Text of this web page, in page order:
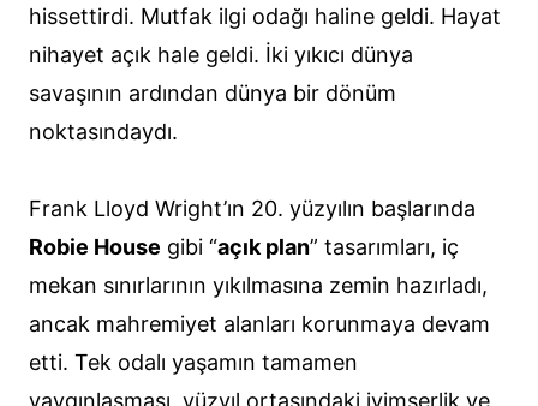
hissettirdi. Mutfak ilgi odağı haline geldi. Hayat
nihayet açık hale geldi. İki yıkıcı dünya
savaşının ardından dünya bir dönüm
noktasındaydı.
Frank Lloyd Wright’ın 20. yüzyılın başlarında
Robie House gibi “açık plan” tasarımları, iç
mekan sınırlarının yıkılmasına zemin hazırladı,
ancak mahremiyet alanları korunmaya devam
etti. Tek odalı yaşamın tamamen
yaygınlaşması, yüzyıl ortasındaki iyimserlik ve